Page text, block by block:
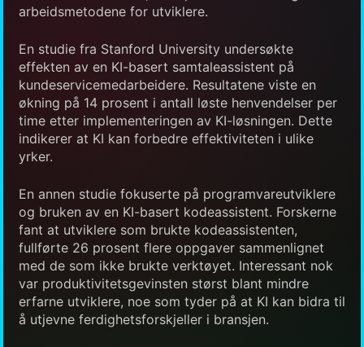
arbeidsmetodene for utviklere.
En studie fra Stanford University undersøkte
effekten av en KI-basert samtaleassistent på
kundeservicemedarbeidere. Resultatene viste en
økning på 14 prosent i antall løste henvendelser per
time etter implementeringen av KI-løsningen. Dette
indikerer at KI kan forbedre effektiviteten i ulike
yrker.
En annen studie fokuserte på programvareutviklere
og bruken av en KI-basert kodeassistent. Forskerne
fant at utviklere som brukte kodeassistenten,
fullførte 26 prosent flere oppgaver sammenlignet
med de som ikke brukte verktøyet. Interessant nok
var produktivitetsgevinsten størst blant mindre
erfarne utviklere, noe som tyder på at KI kan bidra til
å utjevne ferdighetsforskjeller i bransjen.